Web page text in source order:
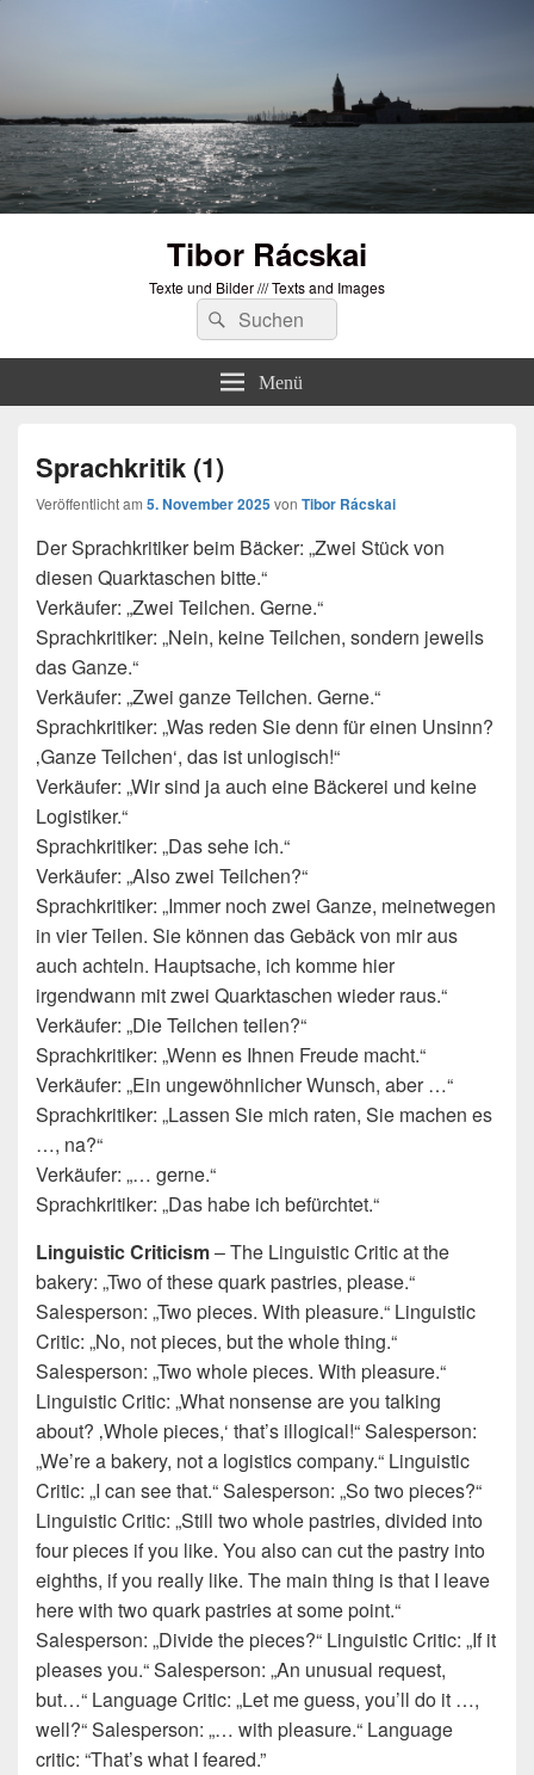
Tibor Rácskai
Texte und Bilder /// Texts and Images
Suchen
nach:
Suchen
Menü
Sprachkritik (1)
Veröffentlicht am 5. November 2025von Tibor Rácskai
Der Sprachkritiker beim Bäcker: „Zwei Stück von
diesen Quarktaschen bitte.“
Verkäufer: „Zwei Teilchen. Gerne.“
Sprachkritiker: „Nein, keine Teilchen, sondern jeweils
das Ganze.“
Verkäufer: „Zwei ganze Teilchen. Gerne.“
Sprachkritiker: „Was reden Sie denn für einen Unsinn?
‚Ganze Teilchen‘, das ist unlogisch!“
Verkäufer: „Wir sind ja auch eine Bäckerei und keine
Logistiker.“
Sprachkritiker: „Das sehe ich.“
Verkäufer: „Also zwei Teilchen?“
Sprachkritiker: „Immer noch zwei Ganze, meinetwegen
in vier Teilen. Sie können das Gebäck von mir aus
auch achteln. Hauptsache, ich komme hier
irgendwann mit zwei Quarktaschen wieder raus.“
Verkäufer: „Die Teilchen teilen?“
Sprachkritiker: „Wenn es Ihnen Freude macht.“
Verkäufer: „Ein ungewöhnlicher Wunsch, aber …“
Sprachkritiker: „Lassen Sie mich raten, Sie machen es
…, na?“
Verkäufer: „… gerne.“
Sprachkritiker: „Das habe ich befürchtet.“
Linguistic Criticism– The Linguistic Critic at the
bakery: „Two of these quark pastries, please.“
Salesperson: „Two pieces. With pleasure.“ Linguistic
Critic: „No, not pieces, but the whole thing.“
Salesperson: „Two whole pieces. With pleasure.“
Linguistic Critic: „What nonsense are you talking
about? ‚Whole pieces,‘ that’s illogical!“ Salesperson:
„We’re a bakery, not a logistics company.“ Linguistic
Critic: „I can see that.“ Salesperson: „So two pieces?“
Linguistic Critic: „Still two whole pastries, divided into
four pieces if you like. You also can cut the pastry into
eighths, if you really like. The main thing is that I leave
here with two quark pastries at some point.“
Salesperson: „Divide the pieces?“ Linguistic Critic: „If it
pleases you.“ Salesperson: „An unusual request,
but…“ Language Critic: „Let me guess, you’ll do it …,
well?“ Salesperson: „… with pleasure.“ Language
critic: “That’s what I feared.”